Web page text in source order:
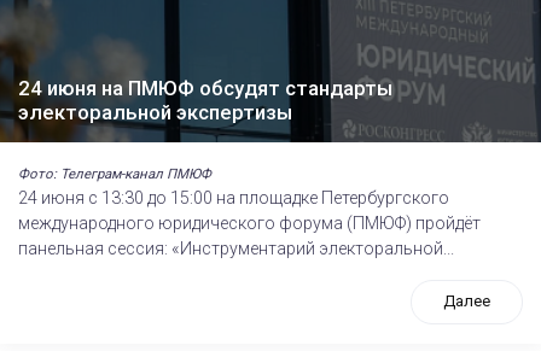
24 июня на ПМЮФ обсудят стандарты
электоральной экспертизы
Фото: Телеграм-канал ПМЮФ
24 июня с 13:30 до 15:00 на площадке Петербургского
международного юридического форума (ПМЮФ) пройдёт
панельная сессия: «Инструментарий электоральной...
Далее